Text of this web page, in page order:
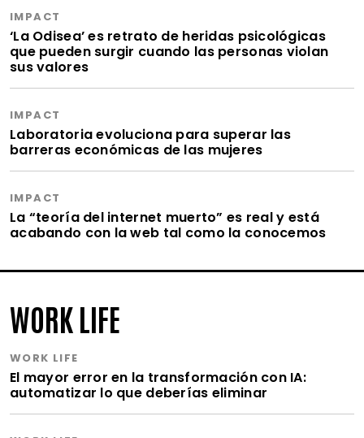
IMPACT
‘La Odisea’ es retrato de heridas psicológicas
que pueden surgir cuando las personas violan
sus valores
IMPACT
Laboratoria evoluciona para superar las
barreras económicas de las mujeres
IMPACT
La “teoría del internet muerto” es real y está
acabando con la web tal como la conocemos
WORK LIFE
WORK LIFE
El mayor error en la transformación con IA:
automatizar lo que deberías eliminar